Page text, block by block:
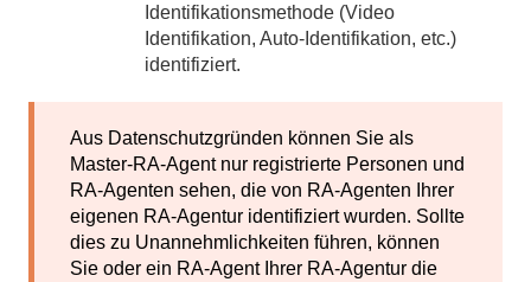
Identifikationsmethode (Video
Identifikation, Auto-Identifikation, etc.)
identifiziert.
Aus Datenschutzgründen können Sie als
Master-RA-Agent nur registrierte Personen und
RA-Agenten sehen, die von RA-Agenten Ihrer
eigenen RA-Agentur identifiziert wurden. Sollte
dies zu Unannehmlichkeiten führen, können
Sie oder ein RA-Agent Ihrer RA-Agentur die